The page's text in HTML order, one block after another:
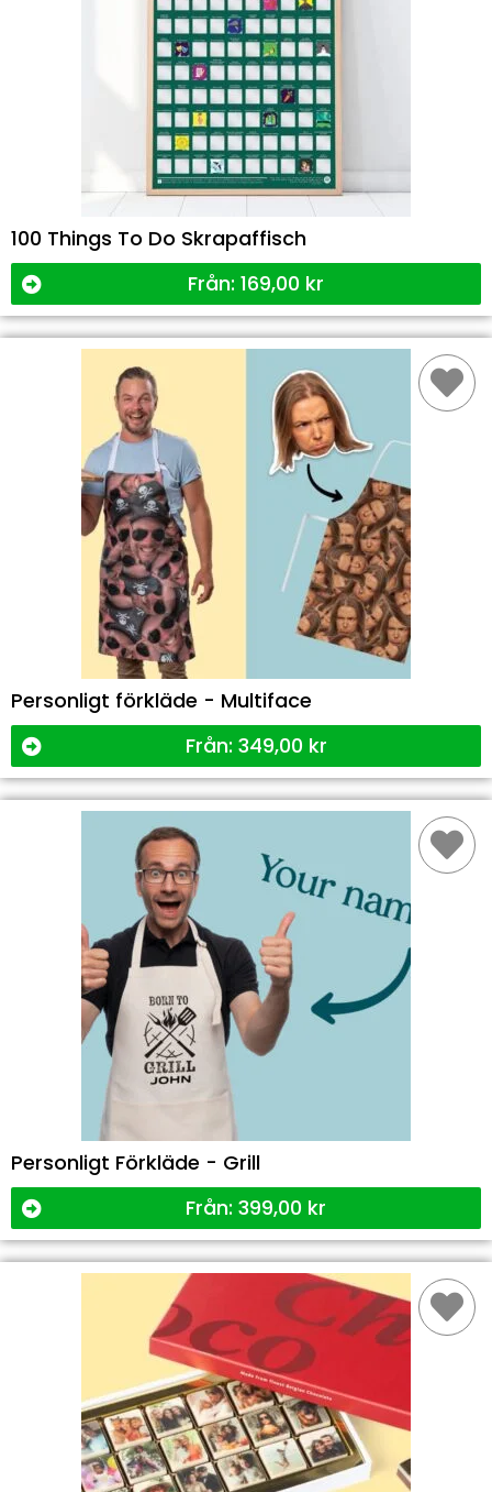
100 Things To Do Skrapaffisch
Från: 169,00 kr
Personligt förkläde - Multiface
Från: 349,00 kr
Personligt Förkläde - Grill
Från: 399,00 kr